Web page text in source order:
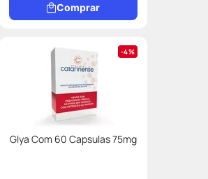
Comprar
4%
Glya Com 60 Capsulas 75mg